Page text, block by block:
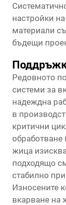
настройки
материали
бъдещи
Редовното
системи за
надеждна
в
критични
обработване
жица
подходящо
стабилно
Износените
вкарване на